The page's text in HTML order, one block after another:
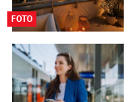
FOTO